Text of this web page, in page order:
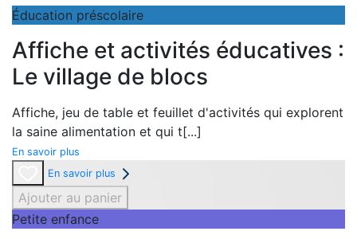
Éducation préscolaire
Affiche et activités éducatives :
Le village de blocs
Affiche, jeu de table et feuillet d'activités qui explorent
la saine alimentation et qui t[...]
En savoir plus
En savoir plus
Ajouter au panier
Petite enfance